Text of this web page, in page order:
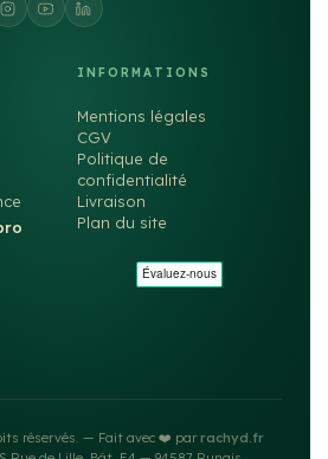
INFORMATIONS
Mentions légales
CGV
Politique de
confidentialité
Livraison
Plan du site
réservés. — Fait avec ❤️ parrachyd.fr